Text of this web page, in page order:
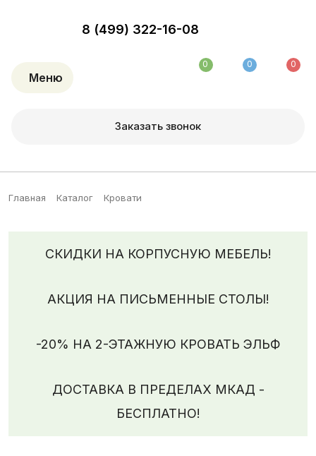
8 (499) 322-16-08
Меню
0 0 0
Заказать звонок
Главная Каталог Кровати
СКИДКИ НА КОРПУСНУЮ МЕБЕЛЬ!
АКЦИЯ НА ПИСЬМЕННЫЕ СТОЛЫ!
-20% НА 2-ЭТАЖНУЮ КРОВАТЬ ЭЛЬФ
ДОСТАВКА В ПРЕДЕЛАХ МКАД -
БЕСПЛАТНО!